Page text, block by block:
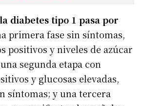
la diabetes tipo 1 pasa por
primera fase sin síntomas,
positivos y niveles de azúcar
segunda etapa con
y glucosas elevadas,
síntomas; y una tercera